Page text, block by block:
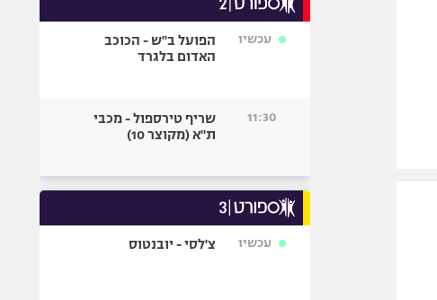
ספורט מוטורי
בייסבול MLB
גיימינג E-Sports
עכשיו
הפועל ב"ש - הכוכב
האדום בלגרד
11:30
שריף טירספול - מכבי
ת"א (מקוצר 10)
עכשיו צ'לסי - יובנטוס